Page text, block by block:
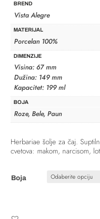
BREND
Vista Alegre
MATERIJAL
Porcelan 100%
DIMENZIJE
Visina: 67 mm
Dužina: 149 mm
Kapacitet: 199 ml
BOJA
Roze, Bele, Paun
Herbariae šolje za čaj.
cvetova: makom, narcisom,
Boja